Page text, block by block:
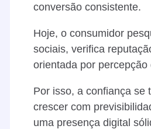
conversão consistente.
Hoje, o consumidor
sociais, verifica
orientada por
Por isso, a confiança se
crescer com
uma presença digital